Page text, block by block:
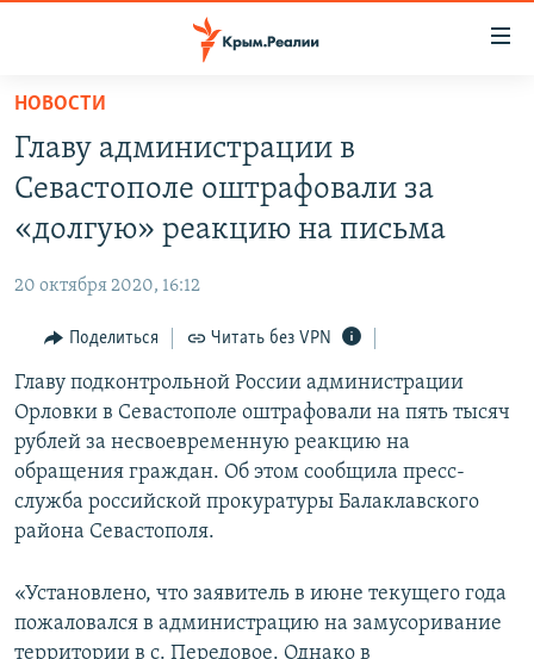
Вернуться
основному
содержанию
главной
навигации
Вернутся
поиску
СПЕЦПРОЕКТЫ
11 ЛЕТ ОККУПАЦИИ КРЫМА. 11 ИСТОРИЙ СОПРОТИВЛЕНИЯ
ЕЩЕ
ИНТЕРАКТИВ
ИНФОГРАФИКА
ТЕЛЕПРОЕКТ КРЫМ.РЕАЛИИ
СОВЕТЫ ПРАВОЗАЩИТНИКОВ
ПРОПАВШИЕ БЕЗ ВЕСТИ
КРЫМ.НЕПОКОРЕННЫЙ
РАДІО СВОБОДА
КАК ОБОЙТИ БЛОКИРОВКУ
Українською
Qırımtatar
НОВОСТИ
Главу администрации в
Севастополе оштрафовали за
«долгую» реакцию на письма
20 октября 2020, 16:12
Поделиться Читать без VPN
Главу подконтрольной России администрации
Орловки в Севастополе оштрафовали на пять тысяч
рублей за несвоевременную реакцию на
обращения граждан. Об этом сообщила пресс-
служба российской прокуратуры Балаклавского
района Севастополя.
«Установлено, что заявитель в июне текущего года
пожаловался в администрацию на замусоривание
территории в с. Передовое. Однако в